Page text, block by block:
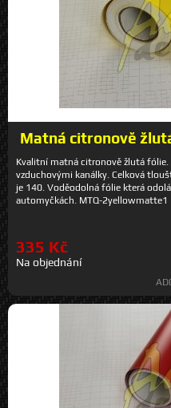
Matná citronově
Kvalitní matná citronově žlutá
vzduchovými kanálky. Celková
je 140. Voděodolná fólie která
automyčkách. MTQ-2yellowmatte1
335 Kč
Na objednání